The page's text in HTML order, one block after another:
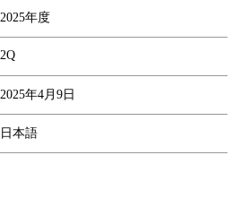
2025年度
2Q
2025年4月9日
日本語